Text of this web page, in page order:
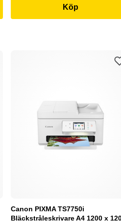
Köp
Canon PIXMA TS7750i
Bläckstråleskrivare A4 1200 x